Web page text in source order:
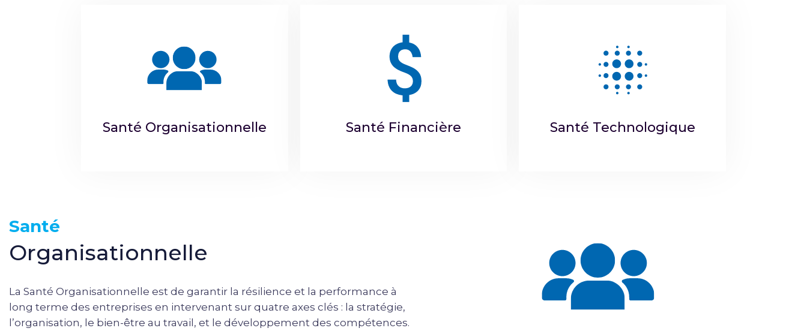
Santé Organisationnelle Santé Financière Santé Technologique
Santé
Organisationnelle
La Santé Organisationnelle est de garantir la résilience et la performance à
long terme des entreprises en intervenant sur quatre axes clés : la stratégie,
l’organisation, le bien-être au travail, et le développement des compétences.